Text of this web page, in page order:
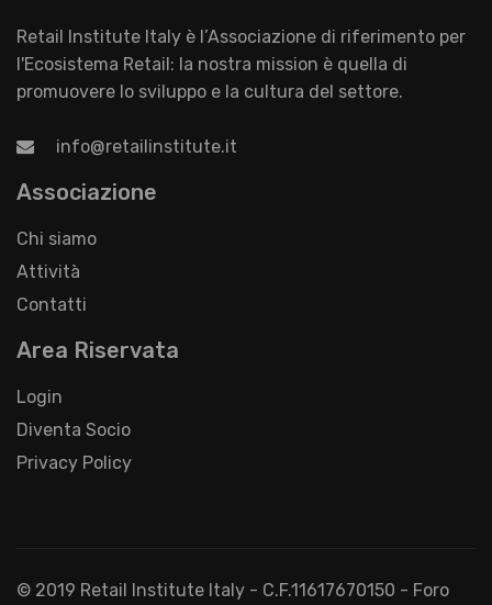
Retail Institute Italy è l’Associazione di riferimento per
l'Ecosistema Retail: la nostra mission è quella di
promuovere lo sviluppo e la cultura del settore.
info@retailinstitute.it
Associazione
Chi siamo
Attività
Contatti
Area Riservata
Login
Diventa Socio
Privacy Policy
© 2019 Retail Institute Italy - C.F.11617670150 - Foro